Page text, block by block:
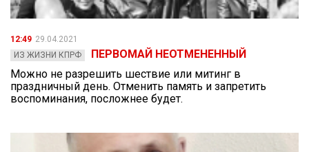
12:49 29.04.2021
ИЗ ЖИЗНИ КПРФ
ПЕРВОМАЙ НЕОТМЕНЕННЫЙ
Можно не разрешить шествие или митинг в
праздничный день. Отменить память и запретить
воспоминания, посложнее будет.